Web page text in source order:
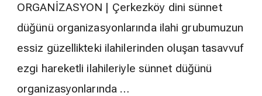
ORGANİZASYON | Çerkezköy dini sünnet
düğünü organizasyonlarında ilahi grubumuzun
essiz güzellikteki ilahilerinden oluşan tasavvuf
ezgi hareketli ilahileriyle sünnet düğünü
organizasyonlarında …